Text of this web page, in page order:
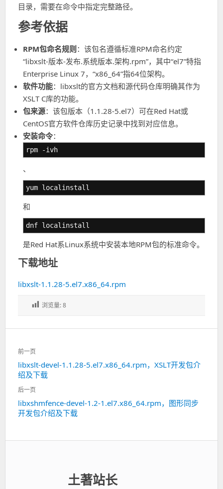
目录，需要在命令中指定完整路径。
参考依据
RPM包命名规则：该包名遵循标准RPM命名约定
“libxslt-版本-发布.系统版本.架构.rpm”，其中“el7”特指
Enterprise Linux 7，“x86_64”指64位架构。
软件功能：libxslt的官方文档和源代码仓库明确其作为
XSLT C库的功能。
包来源：该包版本（1.1.28-5.el7）可在Red Hat或
CentOS官方软件仓库历史记录中找到对应信息。
安装命令：
rpm -ivh
、
yum localinstall
和
dnf localinstall
是Red Hat系Linux系统中安装本地RPM包的标准命令。
下载地址
libxslt-1.1.28-5.el7.x86_64.rpm
浏览量:8
文
章
导
航
前一页
上
一
篇：
libxslt-devel-1.1.28-5.el7.x86_64.rpm，XSLT开发包介
绍及下载
后一页
下
一
libxshmfence-devel-1.2-1.el7.x86_64.rpm，图形同步
开发包介绍及下载
土著站长